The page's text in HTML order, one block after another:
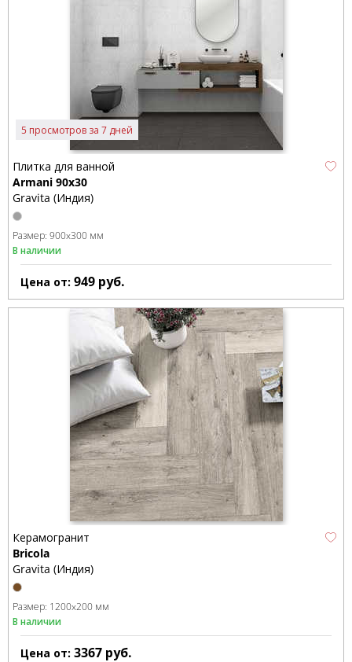
5 просмотров за 7 дней
Плитка для ванной
Armani 90x30
Gravita (Индия)
Размер: 900x300 мм
В наличии
Цена от: 949 руб.
Керамогранит
Bricola
Gravita (Индия)
Размер: 1200x200 мм
В наличии
Цена от: 3367 руб.